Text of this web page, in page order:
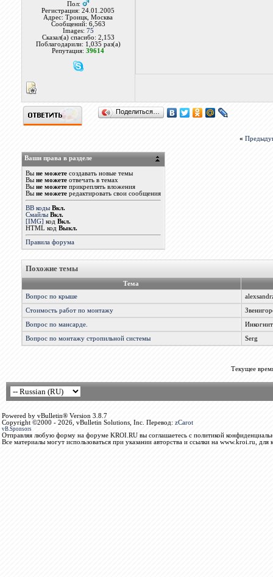
Пол:
Регистрация: 24.01.2005
Адрес: Троицк, Москва
Сообщений: 6,563
Images: 75
Сказал(а) спасибо: 2,153
Поблагодарили: 1,035 раз(а)
Репутация:39614
Поделиться…
«
Ваши права в разделе
Вы не можетесоздавать новые темы
Вы не можетеотвечать в темах
Вы не можетеприкреплять вложения
Вы не можетередактировать свои сообщения
BB коды Вкл.
Смайлы Вкл.
[IMG] код Вкл.
HTML код Выкл.
Правила форума
Похожие темы
Тема
Вопрос по крыше
Стоимость работ по монтажу
Вопрос по мансарде.
Вопрос по монтажу стропильной системы Serg
Текущее
Powered by vBulletin® Version 3.8.7
Copyright ©2000 - 2026, vBulletin Solutions, Inc. Перевод: zCarot
vB.Sponsors
Отправляя любую форму на форуме KROI.RU вы соглашаетесь с политикой
Все материалы могут использоваться при указании авторства и ссылки на www.kroi.ru, для